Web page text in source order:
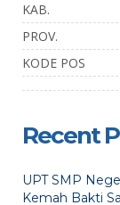
KAB.
PROV.
KODE POS
Recent
UPT SMP
Kemah Bakti